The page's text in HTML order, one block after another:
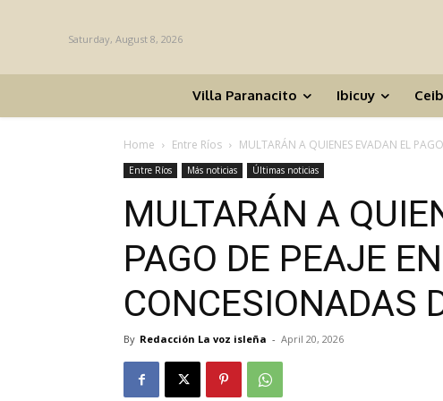
Saturday, August 8, 2026
Villa Paranacito Ibicuy
Home Entre Ríos MULTARÁN A QUIENES EVADAN EL
Entre Ríos Más noticias Últimas noticias
MULTARÁN A
PAGO DE PEAJE
CONCESIONADAS
By Redacción La voz isleña - April 20, 2026